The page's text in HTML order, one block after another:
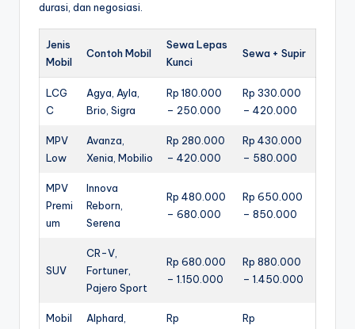
durasi, dan negosiasi.
Jenis
Mobil
Contoh Mobil
Sewa Lepas
Kunci
Sewa + Supir
LCG
C
Agya, Ayla,
Brio, Sigra
Rp 180.000
– 250.000
Rp 330.000
– 420.000
MPV
Low
Avanza,
Xenia, Mobilio
Rp 280.000
– 420.000
Rp 430.000
– 580.000
MPV
Premi
um
Innova
Reborn,
Serena
Rp 480.000
– 680.000
Rp 650.000
– 850.000
SUV
CR-V,
Fortuner,
Pajero Sport
Rp 680.000
– 1.150.000
Rp 880.000
– 1.450.000
Mobil Alphard, Rp Rp